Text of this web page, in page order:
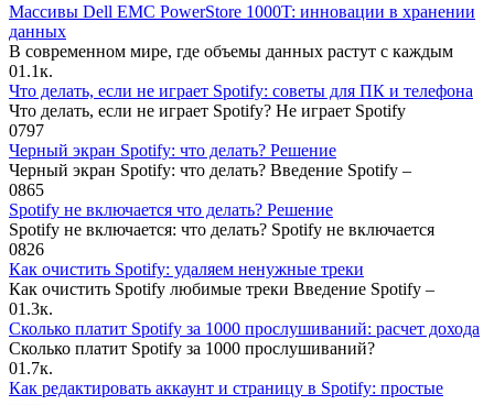
Массивы Dell EMC PowerStore 1000T: инновации в хранении
данных
В современном мире, где объемы данных растут с каждым
01.1к.
Что делать, если не играет Spotify: советы для ПК и телефона
Что делать, если не играет Spotify? Не играет Spotify
0797
Черный экран Spotify: что делать? Решение
Черный экран Spotify: что делать? Введение Spotify –
0865
Spotify не включается что делать? Решение
Spotify не включается: что делать? Spotify не включается
0826
Как очистить Spotify: удаляем ненужные треки
Как очистить Spotify любимые треки Введение Spotify –
01.3к.
Сколько платит Spotify за 1000 прослушиваний: расчет дохода
Сколько платит Spotify за 1000 прослушиваний?
01.7к.
Как редактировать аккаунт и страницу в Spotify: простые